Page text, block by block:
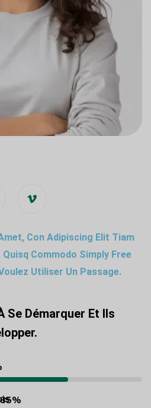
Con Adipiscing Elit Tiam
Commodo Simply Free
Utiliser Un Passage.
Se Démarquer Et Ils
85%